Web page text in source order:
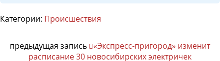
Категории: Происшествия
предыдущая запись
«Экспресс-пригород» изменит
расписание 30 новосибирских электричек